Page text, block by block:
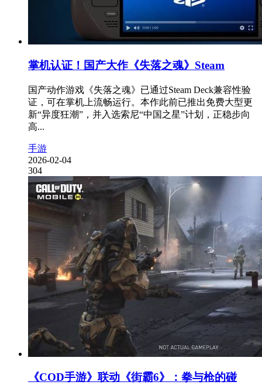
掌机认证！国产大作《失落之魂》Steam
国产动作游戏《失落之魂》已通过Steam Deck兼容性验
证，可在掌机上流畅运行。本作此前已推出免费大型更
新“异度狂潮”，并入选索尼“中国之星”计划，正稳步向
高...
手游
2026-02-04
304
《COD手游》联动《街霸6》：拳与枪的碰